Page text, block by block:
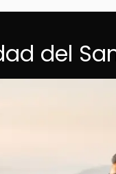
del